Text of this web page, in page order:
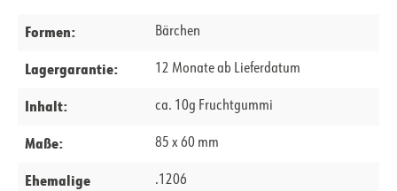
Formen: Bärchen
Lagergarantie: 12 Monate ab Lieferdatum
Inhalt: ca. 10g Fruchtgummi
Maße: 85 x 60 mm
Ehemalige
.1206